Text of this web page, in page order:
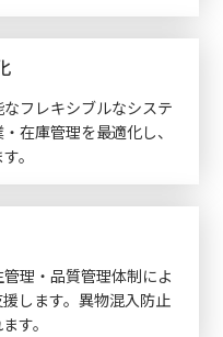
フレキシブルなシステ
在庫管理を最適化し、
。
理・品質管理体制によ
します。異物混入防止
す。